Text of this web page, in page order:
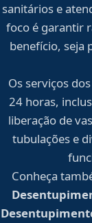
sanitários e
foco é garantir
benefício, seja
Os serviços
24 horas,
liberação de
tubulações e
Conheça